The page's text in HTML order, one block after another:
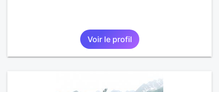
Voir le profil